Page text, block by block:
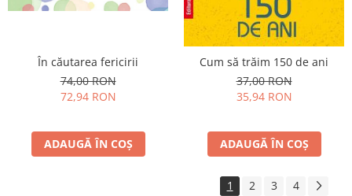
În căutarea fericirii
74,00 RON
72,94 RON
ADAUGĂ ÎN COȘ
Cum să trăim 150 de ani
37,00 RON
35,94 RON
ADAUGĂ ÎN COȘ
1 2 3 4